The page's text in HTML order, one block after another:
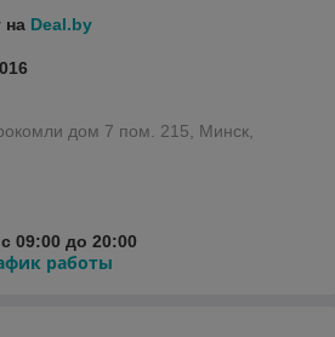
на Deal.by
дом 7 пом. 215, Минск,
09:00 до 20:00
работы